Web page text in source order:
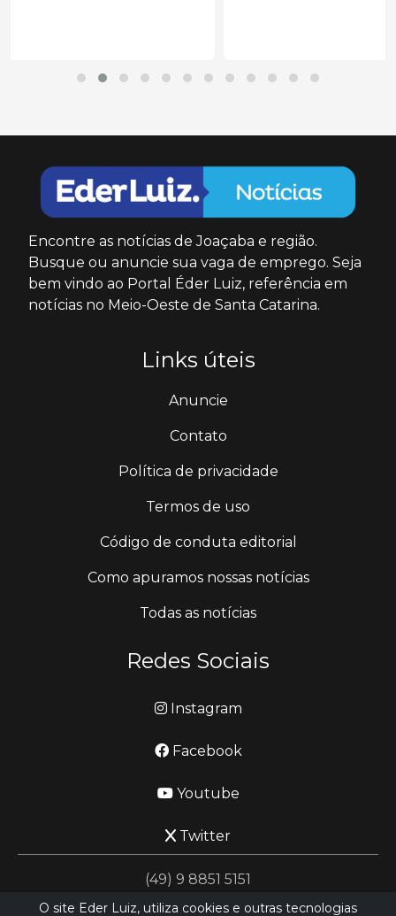
Encontre as notícias de Joaçaba e região.
Busque ou anuncie sua vaga de emprego. Seja
bem vindo ao Portal Éder Luiz, referência em
notícias no Meio-Oeste de Santa Catarina.
Links úteis
Anuncie
Contato
Política de privacidade
Termos de uso
Código de conduta editorial
Como apuramos nossas notícias
Todas as notícias
Redes Sociais
Instagram
Facebook
Youtube
Twitter
(49) 9 8851 5151
O site Eder Luiz, utiliza cookies e outras tecnologias